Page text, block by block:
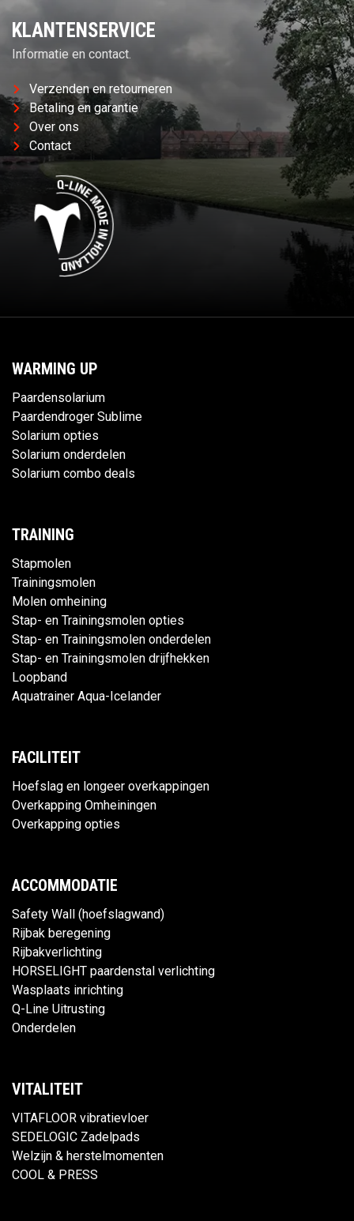
KLANTENSERVICE
Informatie en contact.
Verzenden en retourneren
Betaling en garantie
Over ons
Contact
WARMING UP
Paardensolarium
Paardendroger Sublime
Solarium opties
Solarium onderdelen
Solarium combo deals
TRAINING
Stapmolen
Trainingsmolen
Molen omheining
Stap- en Trainingsmolen opties
Stap- en Trainingsmolen onderdelen
Stap- en Trainingsmolen drijfhekken
Loopband
Aquatrainer Aqua-Icelander
FACILITEIT
Hoefslag en longeer overkappingen
Overkapping Omheiningen
Overkapping opties
ACCOMMODATIE
Safety Wall (hoefslagwand)
Rijbak beregening
Rijbakverlichting
HORSELIGHT paardenstal verlichting
Wasplaats inrichting
Q-Line Uitrusting
Onderdelen
VITALITEIT
VITAFLOOR vibratievloer
SEDELOGIC Zadelpads
Welzijn & herstelmomenten
COOL & PRESS